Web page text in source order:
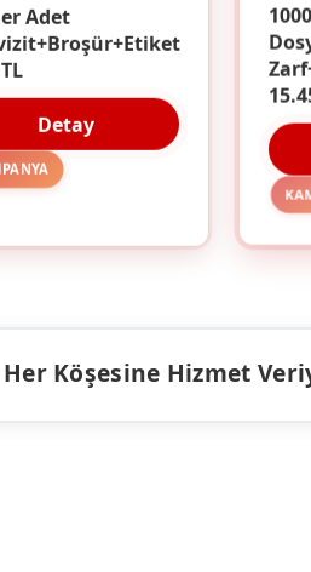
Adet
Detay
Köşesine Hizmet